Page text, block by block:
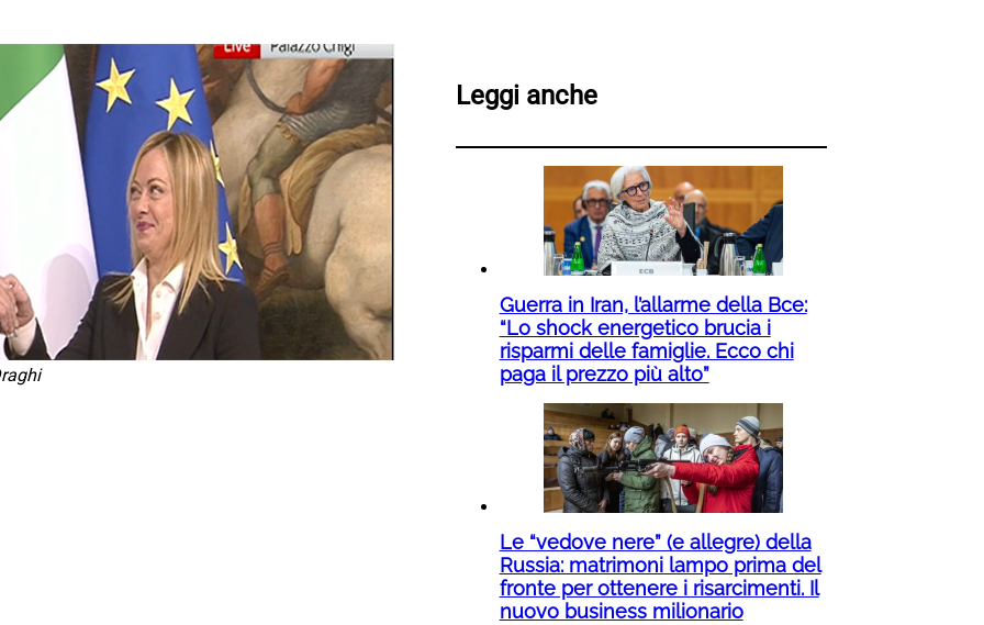
Leggi anche
Guerra in Iran, l’allarme della Bce:
“Lo shock energetico brucia i
risparmi delle famiglie. Ecco chi
paga il prezzo più alto”
Le “vedove nere” (e allegre) della
Russia: matrimoni lampo prima del
fronte per ottenere i risarcimenti. Il
nuovo business milionario